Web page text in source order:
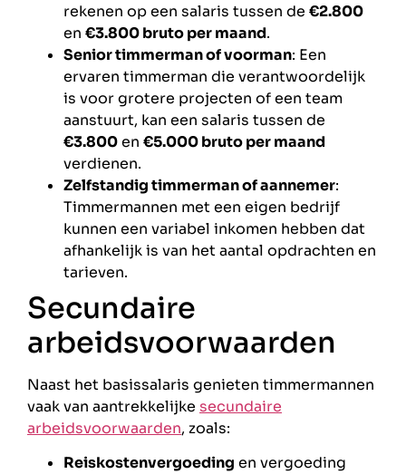
rekenen op een salaris tussen de €2.800
en €3.800 bruto per maand.
Senior timmerman of voorman: Een
ervaren timmerman die verantwoordelijk
is voor grotere projecten of een team
aanstuurt, kan een salaris tussen de
€3.800en €5.000 bruto per maand
verdienen.
Zelfstandig timmerman of aannemer:
Timmermannen met een eigen bedrijf
kunnen een variabel inkomen hebben dat
afhankelijk is van het aantal opdrachten en
tarieven.
Secundaire
arbeidsvoorwaarden
Naast het basissalaris genieten timmermannen
vaak van aantrekkelijke secundaire
arbeidsvoorwaarden, zoals:
Reiskostenvergoeding en vergoeding